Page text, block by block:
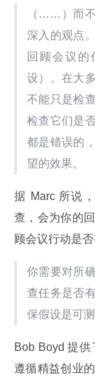
（……）而
深入的观点
回顾会议的
设）。在大
不能只是检
检查它们是
都是错误的
望的效果。
据 Marc 所说
查，会为你的
顾会议行动是否
你需要对所
查任务是否
保假设是可
Bob Boyd 提供
遵循精益创业